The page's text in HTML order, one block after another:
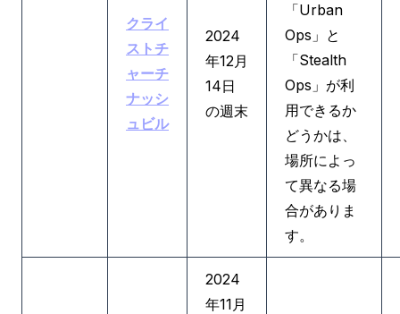
「Urban
Ops」と
「Stealth
Ops」が利
用できるか
どうかは、
場所によっ
て異なる場
合がありま
す。
クライ
ストチ
ャーチ
ナッシ
ュビル
2024
年12月
14日
の週末
2024
年11月